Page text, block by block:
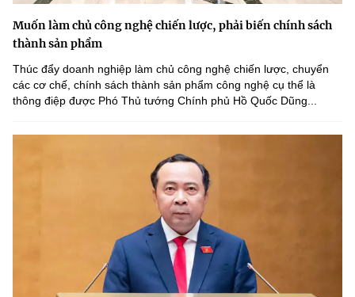
Muốn làm chủ công nghệ chiến lược, phải biến chính sách
thành sản phẩm
Thúc đẩy doanh nghiệp làm chủ công nghệ chiến lược, chuyển
các cơ chế, chính sách thành sản phẩm công nghệ cụ thể là
thông điệp được Phó Thủ tướng Chính phủ Hồ Quốc Dũng...